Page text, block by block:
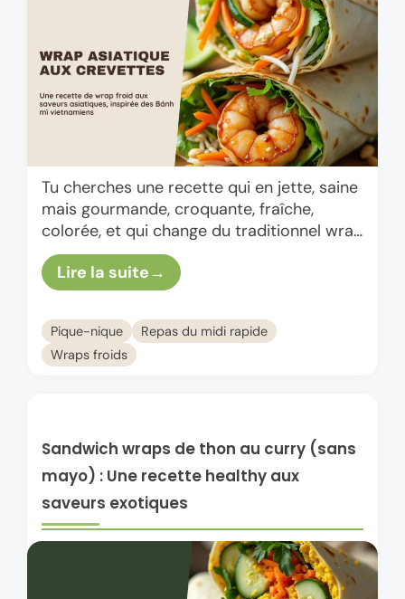
Tu cherches une recette qui en jette, saine
mais gourmande, croquante, fraîche,
colorée, et qui change du traditionnel wrap
au jambon ? Ne bouge pas. Ces wraps
façon asiatique aux …
Lire la suite
Pique-nique
Repas du midi rapide
Wraps froids
Sandwich wraps de thon au curry (sans
mayo) : Une recette healthy aux
saveurs exotiques